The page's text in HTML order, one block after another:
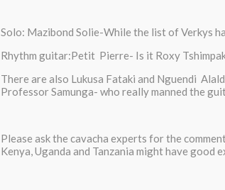
Solo: Mazibond Solie-While the list of Verkys
Rhythm guitar:Petit Pierre- Is it Roxy
There are also Lukusa Fataki and Nguendi
Professor Samunga- who really manned the
Please ask the cavacha experts for the
Kenya, Uganda and Tanzania might have good